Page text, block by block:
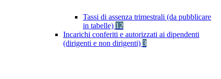
Tassi di assenza trimestrali (da pubblicare
in tabelle) 12
Incarichi conferiti e autorizzati ai dipendenti
(dirigenti e non dirigenti) 3